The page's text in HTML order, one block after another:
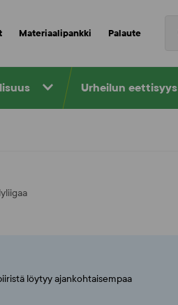
Materiaalipankki Palaute
Urheilun eettisyys
löytyy ajankohtaisempaa